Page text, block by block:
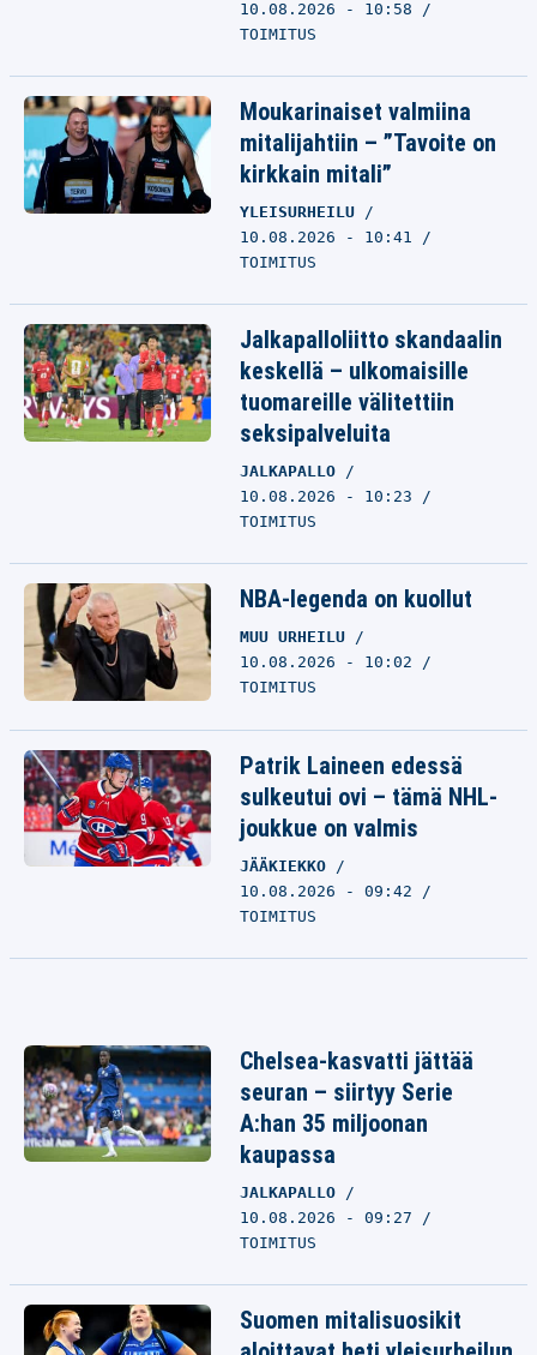
10.08.2026 - 10:58
TOIMITUS
Moukarinaiset valmiina
mitalijahtiin – ”Tavoite on
kirkkain mitali”
YLEISURHEILU
10.08.2026 - 10:41
TOIMITUS
Jalkapalloliitto skandaalin
keskellä – ulkomaisille
tuomareille välitettiin
seksipalveluita
JALKAPALLO
10.08.2026 - 10:23
TOIMITUS
NBA-legenda on kuollut
MUU URHEILU
10.08.2026 - 10:02
TOIMITUS
Patrik Laineen edessä
sulkeutui ovi – tämä NHL-
joukkue on valmis
JÄÄKIEKKO
10.08.2026 - 09:42
TOIMITUS
Chelsea-kasvatti jättää
seuran – siirtyy Serie
A:han 35 miljoonan
kaupassa
JALKAPALLO
10.08.2026 - 09:27
TOIMITUS
Suomen mitalisuosikit